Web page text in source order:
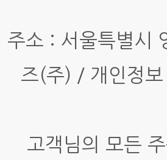
주소 : 서울특별시
즈(주) / 개인정
고객님의 모든